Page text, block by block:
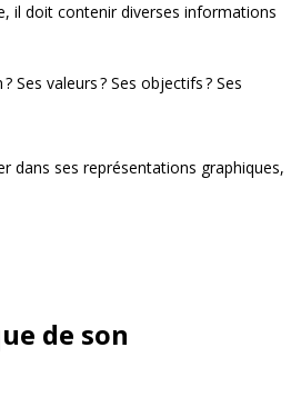
il doit contenir diverses informations
valeurs ? Ses objectifs ? Ses
dans ses représentations graphiques,
de son